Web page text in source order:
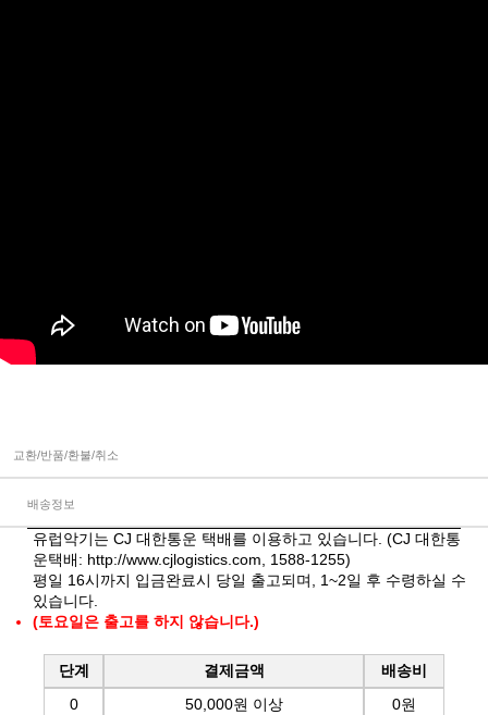
교환/반품/환불/취소
배송정보
유럽악기는 CJ 대한통운 택배를 이용하고 있습니다. (CJ 대한통
운택배: http://www.cjlogistics.com, 1588-1255)
평일 16시까지 입금완료시 당일 출고되며, 1~2일 후 수령하실 수
있습니다.
(토요일은 출고를 하지 않습니다.)
단계 결제금액
배송비
0
50,000원 이상
0원